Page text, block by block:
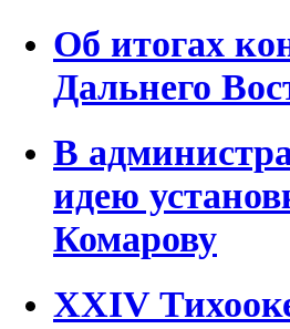
Об итогах
Дальнего
В
идею
Комарову
XXIV